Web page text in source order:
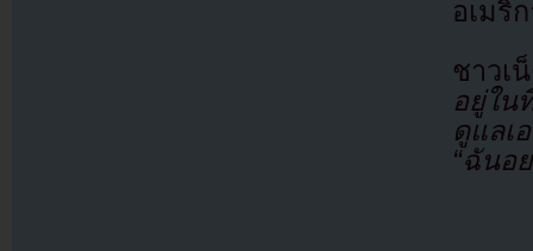
อเมริ
ชาวเ
อยู่ใน
ดูแลเ
“ฉันอ